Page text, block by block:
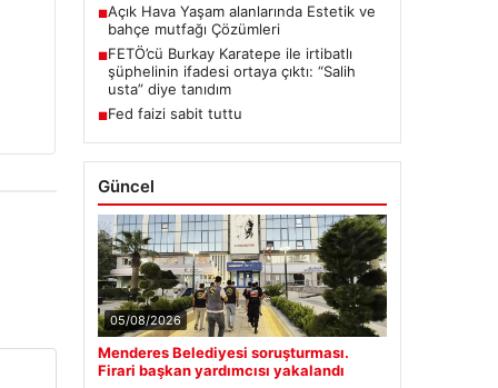
■Açık Hava Yaşam alanlarında Estetik ve
bahçe mutfağı Çözümleri
■FETÖ’cü Burkay Karatepe ile irtibatlı
şüphelinin ifadesi ortaya çıktı: “Salih
usta” diye tanıdım
■Fed faizi sabit tuttu
Güncel
05/08/2026
Menderes Belediyesi soruşturması.
Firari başkan yardımcısı yakalandı